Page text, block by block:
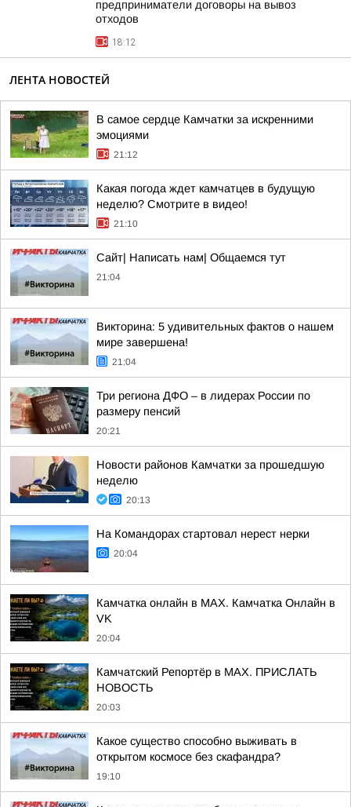
предприниматели договоры на вывоз
отходов
18:12
ЛЕНТА НОВОСТЕЙ
В самое сердце Камчатки за искренними
эмоциями
21:12
Какая погода ждет камчатцев в будущую
неделю? Cмотрите в видео!
21:10
Сайт| Написать нам| Общаемся тут
21:04
Викторина: 5 удивительных фактов о нашем
мире завершена!
21:04
Три региона ДФО – в лидерах России по
размеру пенсий
20:21
Новости районов Камчатки за прошедшую
неделю
20:13
На Командорах стартовал нерест нерки
20:04
Камчатка онлайн в MAX. Камчатка Онлайн в
VK
20:04
Камчатский Репортёр в MAX. ПРИСЛАТЬ
НОВОСТЬ
20:03
Какое существо способно выживать в
открытом космосе без скафандра?
19:10